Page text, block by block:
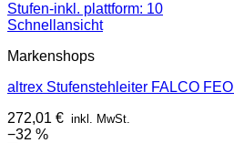
Schnellansicht
Markenshops
altrex Stufenstehleiter FALCO
272,01 € inkl. MwSt.
−32 %